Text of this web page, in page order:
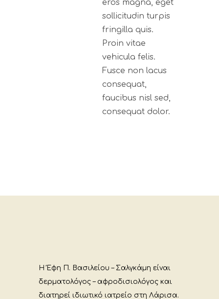
eros magna, eget
sollicitudin turpis
fringilla quis.
Proin vitae
vehicula felis.
Fusce non lacus
consequat,
faucibus nisl sed,
consequat dolor.
Η Έφη Π. Βασιλείου – Σαλγκάμη είναι
δερματολόγος – αφροδισιολόγος και
διατηρεί ιδιωτικό ιατρείο στη Λάρισα.